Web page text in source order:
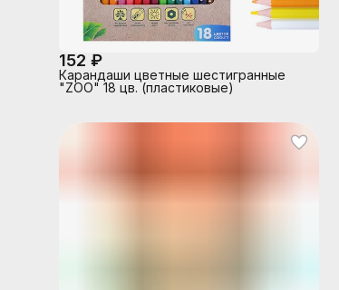
152 ₽
Карандаши цветные шестигранные
"ZOO" 18 цв. (пластиковые)